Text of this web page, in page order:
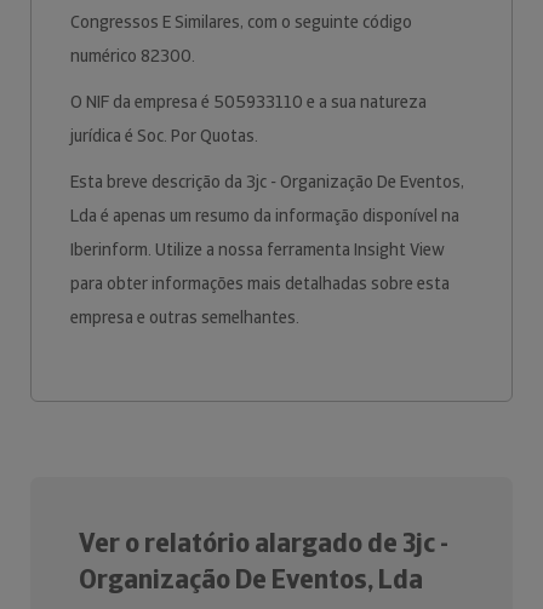
Congressos E Similares, com o seguinte código
numérico 82300.
O NIF da empresa é 505933110 e a sua natureza
jurídica é Soc. Por Quotas.
Esta breve descrição da 3jc - Organização De Eventos,
Lda é apenas um resumo da informação disponível na
Iberinform. Utilize a nossa ferramenta Insight View
para obter informações mais detalhadas sobre esta
empresa e outras semelhantes.
Ver o relatório alargado de 3jc -
Organização De Eventos, Lda